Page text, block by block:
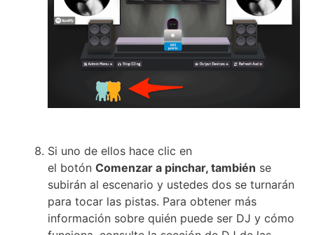
Si uno de ellos hace clic en
el botón Comenzar a pinchar, también se
subirán al escenario y ustedes dos se turnarán
para tocar las pistas. Para obtener más
información sobre quién puede ser DJ y cómo